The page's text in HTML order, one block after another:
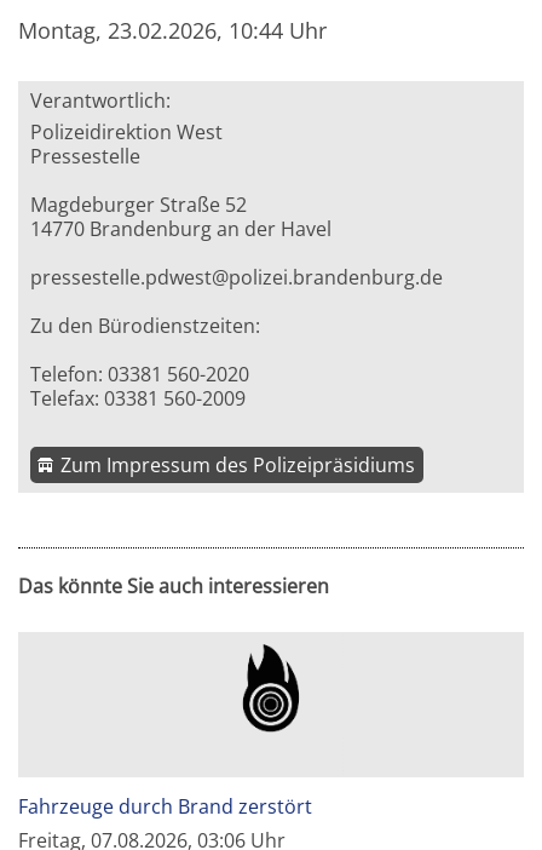
Montag, 23.02.2026, 10:44 Uhr
Verantwortlich:
Polizeidirektion West
Pressestelle
Magdeburger Straße 52
14770 Brandenburg an der Havel
pressestelle.pdwest@polizei.brandenburg.de
Zu den Bürodienstzeiten:
Telefon: 03381 560-2020
Telefax: 03381 560-2009
Zum Impressum des Polizeipräsidiums
Das könnte Sie auch interessieren
Fahrzeuge durch Brand zerstört
Freitag, 07.08.2026, 03:06 Uhr